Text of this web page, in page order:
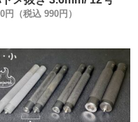
の視点から見る事がな
格な金具】を、【レザ
】から選んで販売して
合わせた、工具(打棒)
円（税込 990円）